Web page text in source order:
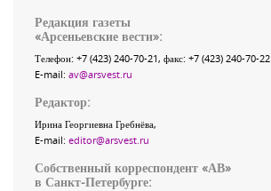
Редакция газеты
«Арсеньевские вести»:
Телефон: +7 (423) 240-70-21, факс: +7 (423) 240-70-22
E-mail: av@arsvest.ru
Редактор:
Ирина Георгиевна Гребнёва,
E-mail: editor@arsvest.ru
Собственный корреспондент «АВ»
в Санкт-Петербурге: